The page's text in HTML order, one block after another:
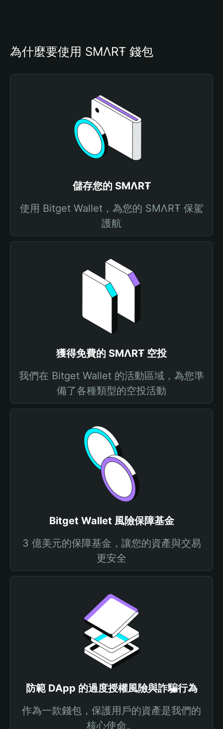
為什麼要使用 ЅMΛRŦ 錢包
儲存您的 ЅMΛRŦ
使用 Bitget Wallet，為您的 ЅMΛRŦ 保駕
護航
獲得免費的 ЅMΛRŦ 空投
我們在 Bitget Wallet 的活動區域，為您準
備了各種類型的空投活動
Bitget Wallet 風險保障基金
3 億美元的保障基金，讓您的資產與交易
更安全
防範 DApp 的過度授權風險與詐騙行為
作為一款錢包，保護用戶的資產是我們的
核心使命。